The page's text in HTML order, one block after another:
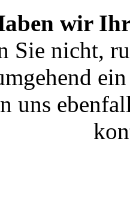
wir Ihr
Sie nicht,
uns